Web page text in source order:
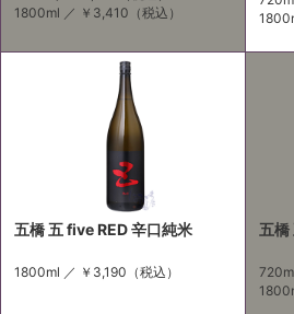
1800ml ／ ￥3,410 （税込）
五橋 五 five RED 辛口純米
1800ml ／ ￥3,190 （税込）
五